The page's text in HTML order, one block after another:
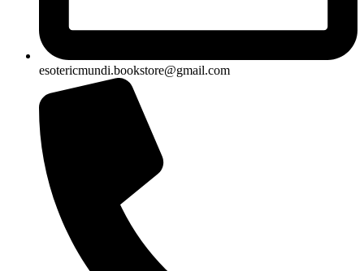
esotericmundi.bookstore@gmail.com